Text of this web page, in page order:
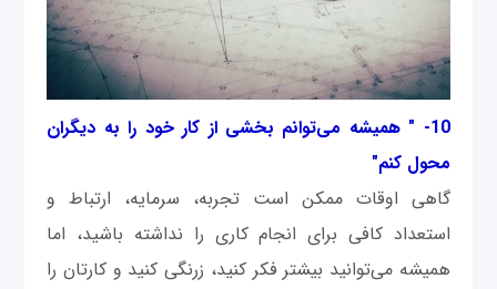
10- " همیشه می‌توانم بخشی از کار خود را به دیگران
محول کنم"
گاهی اوقات ممکن است تجربه، سرمایه، ارتباط و
استعداد کافی برای انجام کاری را نداشته باشید، اما
همیشه می‌توانید بیشتر فکر کنید، زرنگی کنید و کارتان را